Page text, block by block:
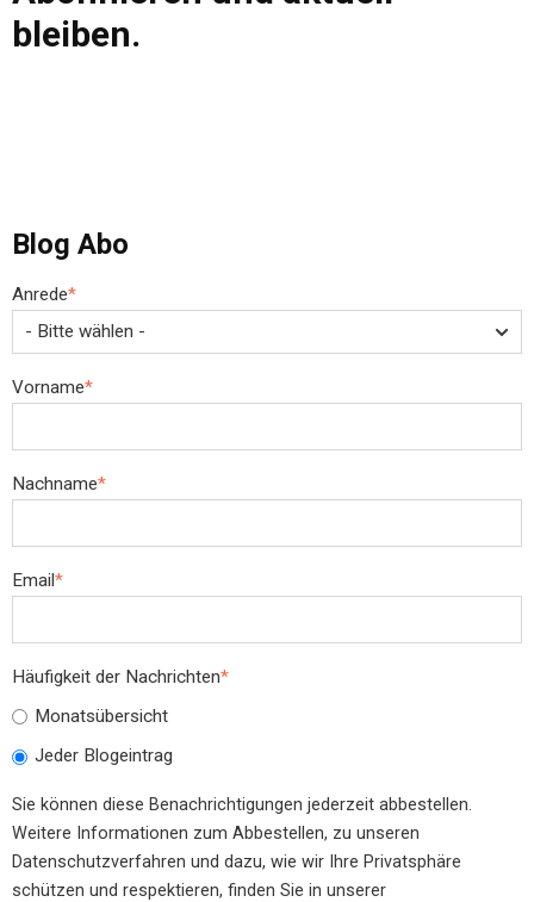
bleiben.
Blog Abo
Anrede*
Vorname*
Nachname*
Email*
Häufigkeit der Nachrichten*
Monatsübersicht
Jeder Blogeintrag
Sie können diese Benachrichtigungen jederzeit abbestellen.
Weitere Informationen zum Abbestellen, zu unseren
Datenschutzverfahren und dazu, wie wir Ihre Privatsphäre
schützen und respektieren, finden Sie in unserer